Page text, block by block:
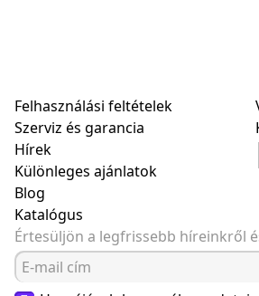
Felhasználási feltételek
Szerviz és garancia
Hírek
Különleges ajánlatok
Blog
Katalógus
Értesüljön a legfrissebb híreinkről